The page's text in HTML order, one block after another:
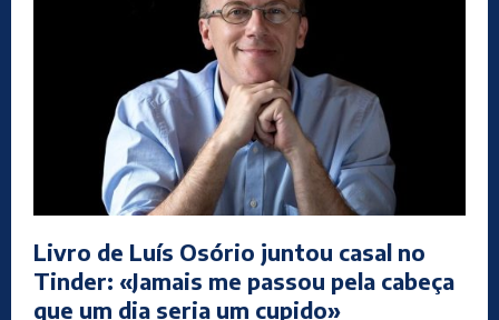
Livro de Luís Osório juntou casal no
Tinder: «Jamais me passou pela cabeça
que um dia seria um cupido»